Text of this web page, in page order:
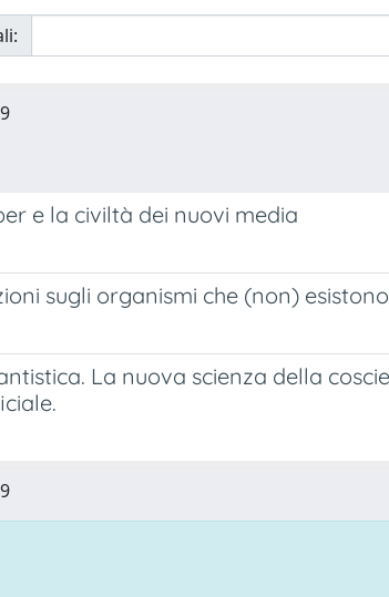
e la civiltà dei nuovi media
sugli organismi che (non)
La nuova scienza della